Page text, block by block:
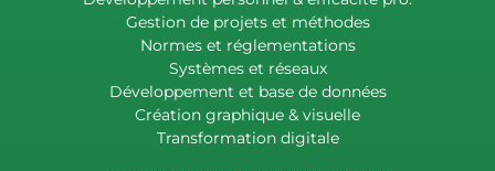
Gestion de projets et méthodes
Normes et réglementations
Systèmes et réseaux
Développement et base de données
Création graphique & visuelle
Transformation digitale